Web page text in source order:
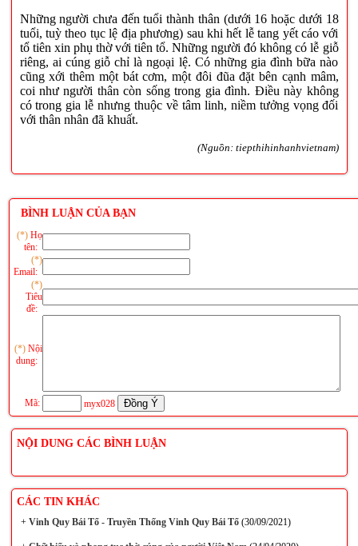
Những người chưa đến tuổi thành thân (dưới 16 hoặc dưới 18
tuổi, tuỳ theo tục lệ địa phương) sau khi hết lễ tang yết cáo với
tổ tiên xin phụ thờ với tiên tổ. Những người đó không có lễ giỗ
riêng, ai cúng giỗ chỉ là ngoại lệ. Có những gia đình bữa nào
cũng xới thêm một bát cơm, một đôi đũa đặt bên cạnh mâm,
coi như người thân còn sống trong gia đình. Ðiều này không
có trong gia lễ nhưng thuộc về tâm linh, niềm tưởng vọng đối
với thân nhân đã khuất.
(Nguồn: tiepthihinhanhvietnam)
BÌNH LUẬN CỦA BẠN
(*) Họ
tên:
(*)
Email:
(*)
Tiêu
đề:
(*) Nội
dung:
Mã: myx028
NỘI DUNG CÁC BÌNH LUẬN
CÁC TIN KHÁC
+Vinh Quy Bái Tổ - Truyền Thống Vinh Quy Bái Tổ(30/09/2021)